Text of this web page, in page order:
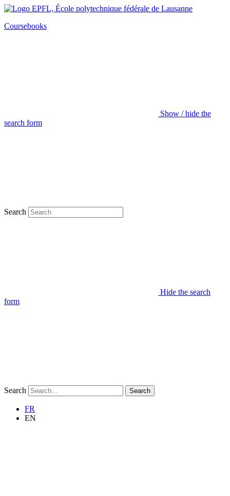
Coursebooks
Show / hide the
search form
Search
Hide the search
form
Search Search
FR
EN